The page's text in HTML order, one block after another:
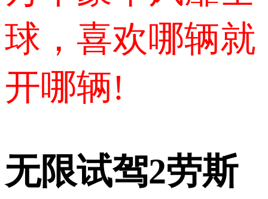
球，喜欢哪辆就
开哪辆!
无限试驾2劳斯